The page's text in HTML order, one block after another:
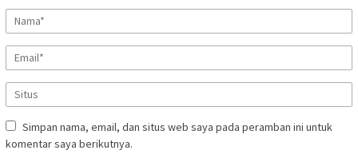
Simpan nama, email, dan situs web saya pada peramban ini untuk
komentar saya berikutnya.